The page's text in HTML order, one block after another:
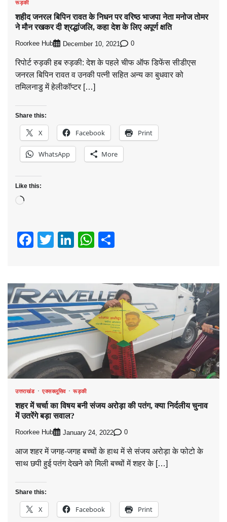
रूड़की
शहीद जनरल बिपिन रावत के निधन पर वरिष्ठ भाजपा नेता मनोज तोमर
ने मौन रखकर दी श्रद्धांजलि, कहा देश के लिए अपूर्ण क्षति
Roorkee Hub December 10, 2021 0
रिपोर्ट रुड़की हब रुड़की: देश के पहले चीफ ऑफ डिफेंस सीडीएस
जनरल बिपिन रावत व उनकी पत्नी सहित अन्य का बुधवार को
तमिलनाडु में हेलीकॉप्टर […]
Share this:
X Facebook Print
WhatsApp More
Like this:
Loading…
Facebook
TwitterLinkedIn
WhatsApp
उत्तराखंड एक्सक्लूसिव रूड़की
शहर में चर्चा का विषय बनी संजय अरोड़ा की पतंग, क्या निर्दलीय चुनाव
में उतरेंगे बड़ा सवाल?
Roorkee Hub January 24, 2022 0
आज शहर में जगह-जगह बच्चों के हाथ में से संजय अरोड़ा के फोटो के
साथ छपी हुई पतंग देखने को मिली बच्चों में शहर के […]
Share this:
X Facebook Print